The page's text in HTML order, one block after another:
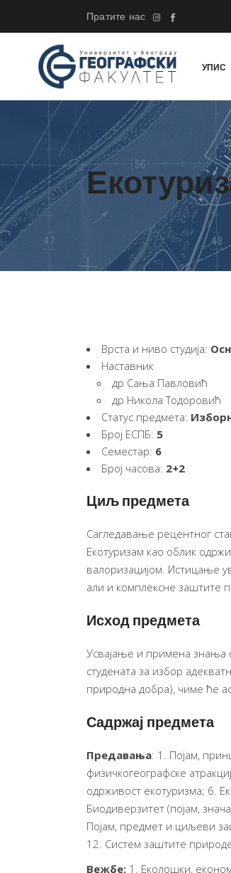
Пратите нас
УПИС
Врста и ниво студија:
Наставник
др Сања Павловић
др Никола Тодоровић
Статус предмета:
Број ЕСПБ: 5
Семестар: 6
Број часова: 2+2
Циљ предмета
Сагледавање рецентног
Екотуризам као облик
валоризацијом. Истицање
али и комплексне заштите
Исход предмета
Усвајање и примена знања
студената за избор
природна добра), чиме ће
Садржај предмета
Предавања: 1. Појам,
физичкогеографске
одрживост екотуризма; 6.
Биодиверзитет (појам,
Појам, предмет и циљеви
12. Систем заштите
Вежбе: 1. Eколошки,